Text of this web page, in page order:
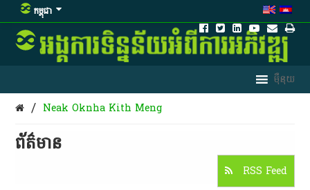
កម្ពុជា
/ Neak Oknha Kith Meng
ព័ត៌មាន​
RSS Feed